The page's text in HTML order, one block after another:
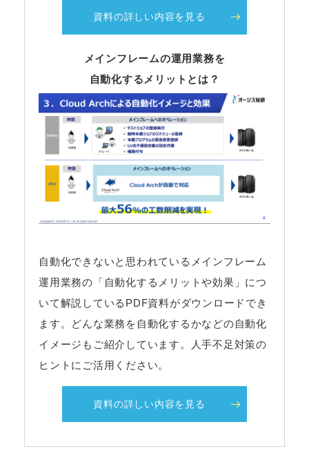
資料の詳しい内容を見る
メインフレームの運用業務を
自動化するメリットとは？
自動化できないと思われているメインフレーム
運用業務の「自動化するメリットや効果」につ
いて解説しているPDF資料がダウンロードでき
ます。どんな業務を自動化するかなどの自動化
イメージもご紹介しています。人手不足対策の
ヒントにご活用ください。
資料の詳しい内容を見る